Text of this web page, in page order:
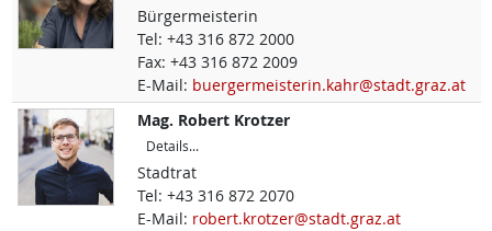
Bürgermeisterin
Tel: +43 316 872 2000
Fax: +43 316 872 2009
E-Mail: buergermeisterin.kahr@stadt.graz.at
Mag. Robert Krotzer
Details...
Stadtrat
Tel: +43 316 872 2070
E-Mail: robert.krotzer@stadt.graz.at